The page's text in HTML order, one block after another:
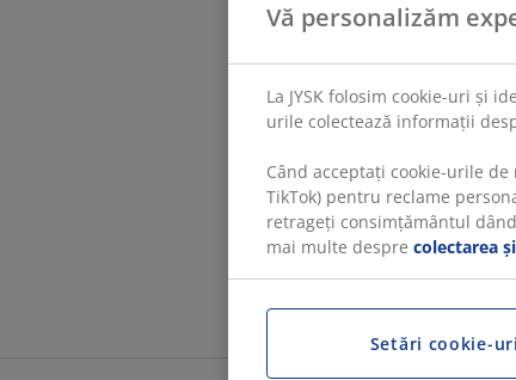
Vă personalizăm
La JYSK folosim cookie-uri și
urile colectează informații
Când acceptați cookie-urile
TikTok) pentru reclame
retrageți consimțământul
mai multe despre colectarea
Setări cookie-uri